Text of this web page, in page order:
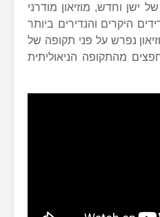
ישן וחדש, מוזיאון מודרני
היקרים והנדירים ביותר
נפרש על פני תקופה של
חפצים מהתקופה הניאוליתית